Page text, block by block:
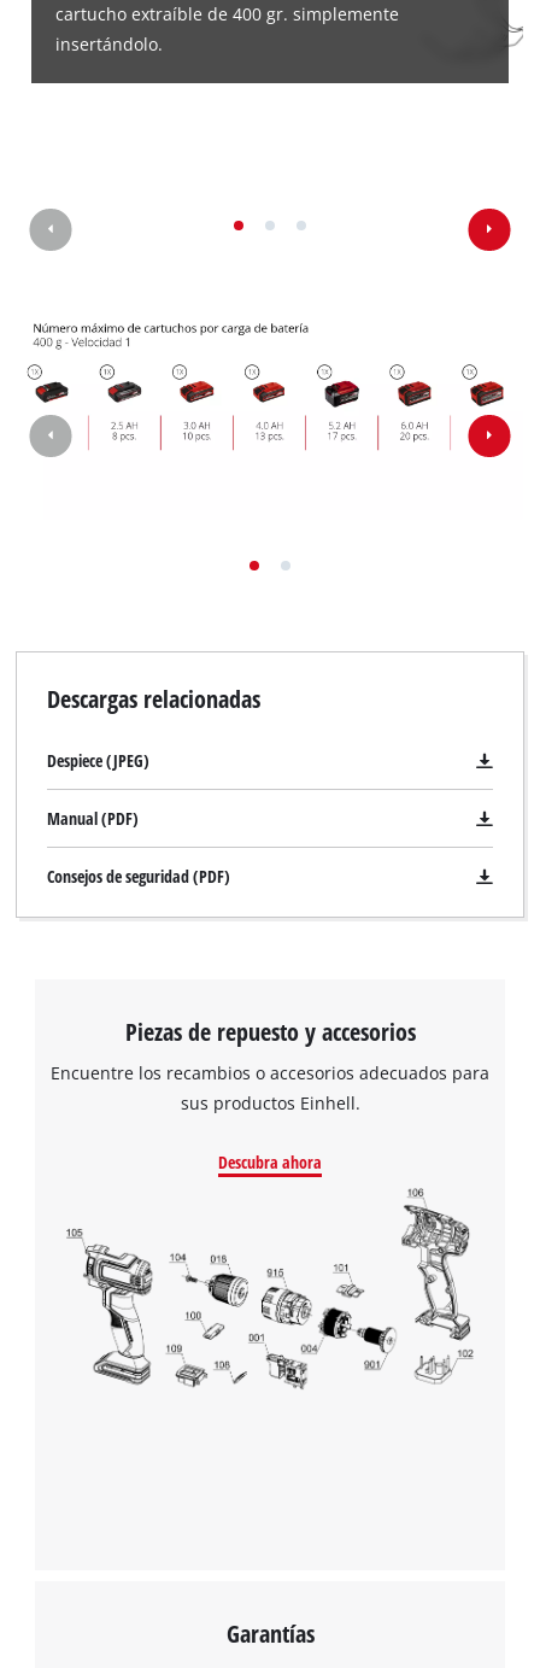
cartucho extraíble de 400 gr. simplemente
insertándolo.
Descargas relacionadas
Despiece (JPEG)
Manual (PDF)
Consejos de seguridad (PDF)
Piezas de repuesto y accesorios
Encuentre los recambios o accesorios adecuados para
sus productos Einhell.
Descubra ahora
Garantías